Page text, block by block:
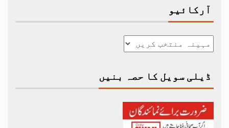
آرکائیو
ڈیلی سویل کا حصہ بنیں